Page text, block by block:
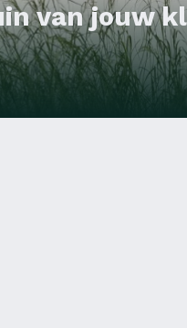
van jouw